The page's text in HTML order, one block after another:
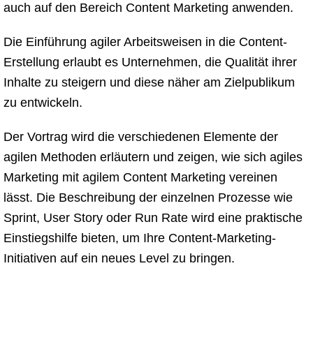
auch auf den Bereich Content Marketing anwenden.
Die Einführung agiler Arbeitsweisen in die Content-
Erstellung erlaubt es Unternehmen, die Qualität ihrer
Inhalte zu steigern und diese näher am Zielpublikum
zu entwickeln.
Der Vortrag wird die verschiedenen Elemente der
agilen Methoden erläutern und zeigen, wie sich agiles
Marketing mit agilem Content Marketing vereinen
lässt. Die Beschreibung der einzelnen Prozesse wie
Sprint, User Story oder Run Rate wird eine praktische
Einstiegshilfe bieten, um Ihre Content-Marketing-
Initiativen auf ein neues Level zu bringen.